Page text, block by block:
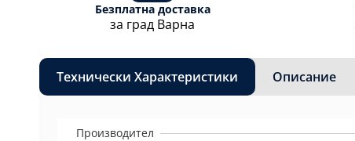
Безплатна доставка
за град Варна
Технически Характеристики Описание
Производител